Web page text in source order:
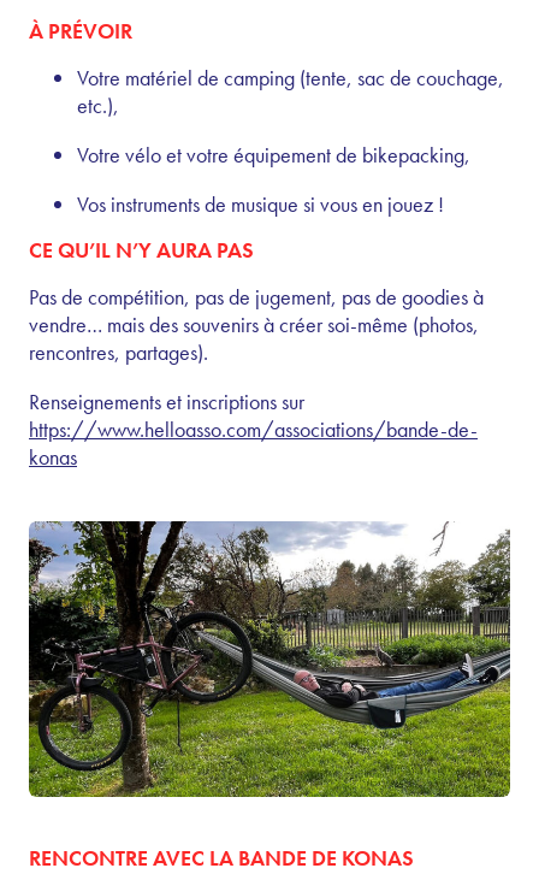
À PRÉVOIR
Votre matériel de camping (tente, sac de couchage,
etc.),
Votre vélo et votre équipement de bikepacking,
Vos instruments de musique si vous en jouez !
CE QU’IL N’Y AURA PAS
Pas de compétition, pas de jugement, pas de goodies à
vendre… mais des souvenirs à créer soi-même (photos,
rencontres, partages).
Renseignements et inscriptions sur
https://www.helloasso.com/associations/bande-de-
konas
RENCONTRE AVEC LA BANDE DE KONAS